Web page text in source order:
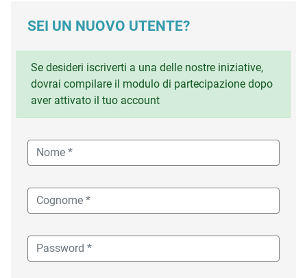
SEI UN NUOVO UTENTE?
Se desideri iscriverti a una delle nostre iniziative,
dovrai compilare il modulo di partecipazione dopo
aver attivato il tuo account